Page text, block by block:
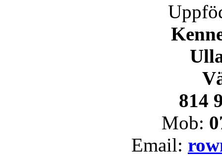
814
Mob:
Email: